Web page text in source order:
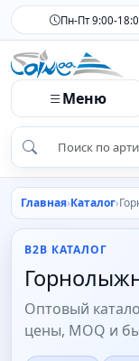
Пн-Пт 9:00-
Меню
Главная Каталог
B2B КАТАЛОГ
Оптовый
цены, MOQ и